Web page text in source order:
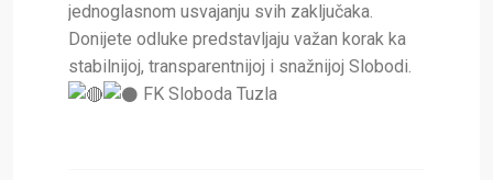
jednoglasnom usvajanju svih zaključaka.
Donijete odluke predstavljaju važan korak ka
stabilnijoj, transparentnijoj i snažnijoj Slobodi.
FK Sloboda Tuzla